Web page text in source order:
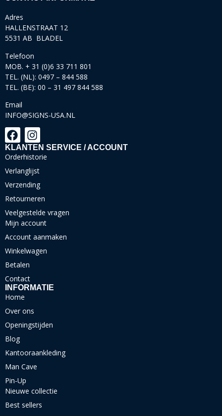
Adres
HALLENSTRAAT 12
5531 AB BLADEL
Telefoon
MOB. + 31 (0)6 33 711 801
TEL. (NL): 0497 – 844 588
TEL. (BE): 00 – 31 497 844 588
Email
INFO@SIGNS-USA.NL
KLANTEN SERVICE / ACCOUNT
Orderhistorie
Verlanglijst
Verzending
Retourneren
Veelgestelde vragen
Mijn account
Account aanmaken
Winkelwagen
Betalen
Contact
INFORMATIE
Home
Over ons
Openingstijden
Blog
Kantooraankleding
Man Cave
Pin-Up
Nieuwe collectie
Best sellers